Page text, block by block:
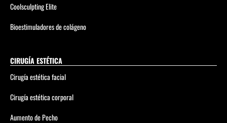
Coolsculpting Elite
Bioestimuladores de colágeno
CIRUGÍA ESTÉTICA
Cirugía estética facial
Cirugía estética corporal
Aumento de Pecho